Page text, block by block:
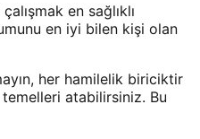
en sağlıklı
en iyi bilen kişi olan
her hamilelik biriciktir
atabilirsiniz. Bu